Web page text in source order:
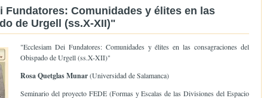
Fundatores: Comunidades y élites en las
de Urgell (ss.X-XII)"
"Ecclesiam Dei Fundatores: Comunidades y élites en las consagraciones del
Obispado de Urgell (ss.X-XII)"
Rosa Quetglas Munar(Universidad de Salamanca)
Seminario del proyecto FEDE (Formas y Escalas de las Divisiones del Espacio